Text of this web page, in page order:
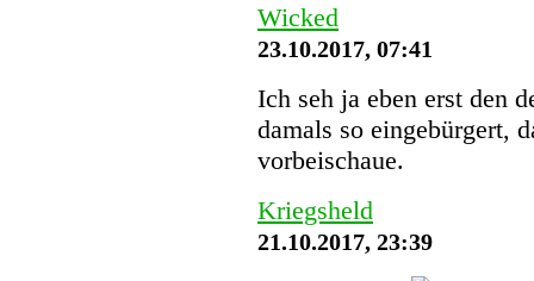
Wicked
23.10.2017, 07:41
Ich seh ja eben erst den
damals so eingebürgert,
vorbeischaue.
Kriegsheld
21.10.2017, 23:39